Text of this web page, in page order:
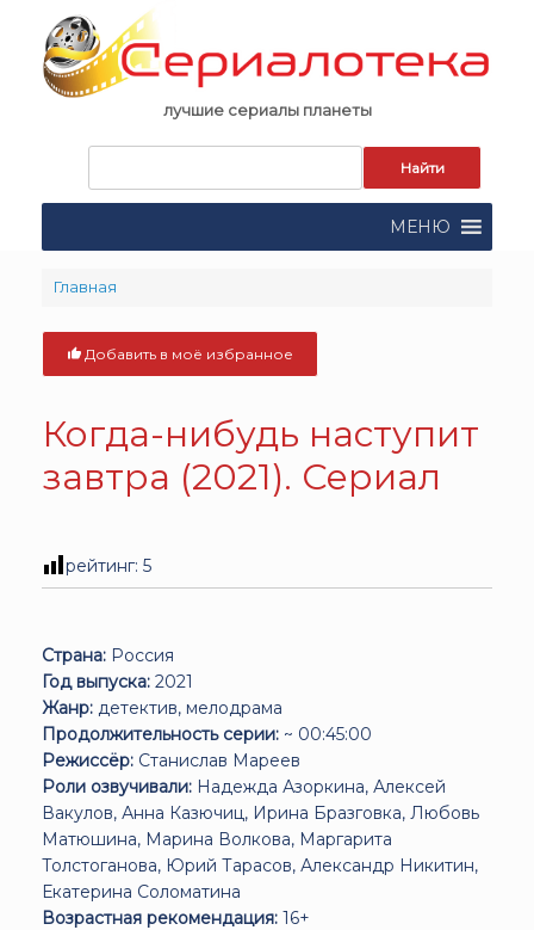
content
лучшие сериалы планеты
поиска:
МЕНЮ
Главная
Добавить в моё избранное
Когда-нибудь наступит
завтра (2021). Сериал
рейтинг: 5
Страна: Россия
Год выпуска: 2021
Жанр: детектив, мелодрама
Продолжительность серии: ~ 00:45:00
Режиссёр: Станислав Мареев
Роли озвучивали: Надежда Азоркина, Алексей
Вакулов, Анна Казючиц, Ирина Бразговка, Любовь
Матюшина, Марина Волкова, Маргарита
Толстоганова, Юрий Тарасов, Александр Никитин,
Екатерина Соломатина
Возрастная рекомендация: 16+